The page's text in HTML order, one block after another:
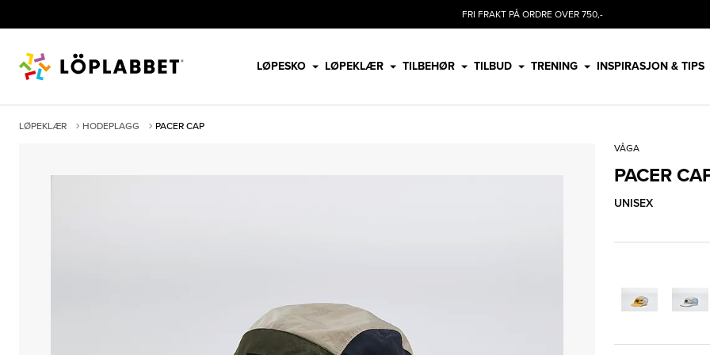
FRI FRAKT PÅ ORDRE OVER 750,-
LØPESKO LØPEKLÆR TILBEHØR TILBUD TRENING INSPIRASJON & TIPS
LØPEKLÆR HODEPLAGG
PACER CAP
VÅGA
PACER
UNISEX